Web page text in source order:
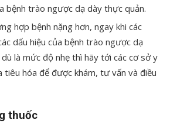
bệnh trào ngược dạ dày thực quản.
hợp bệnh nặng hơn, ngay khi các
dấu hiệu của bệnh trào ngược dạ
là mức độ nhẹ thì hãy tới các cơ sở y
tiêu hóa để được khám, tư vấn và điều
thuốc